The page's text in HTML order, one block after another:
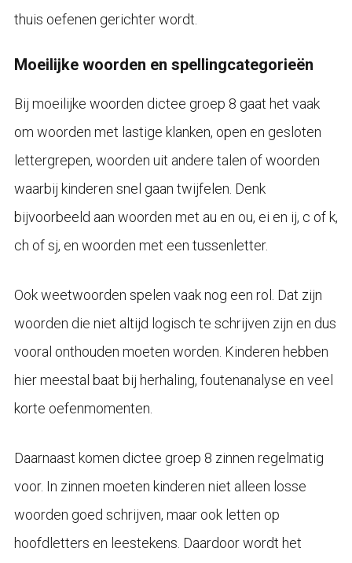
thuis oefenen gerichter wordt.
Moeilijke woorden en spellingcategorieën
Bij moeilijke woorden dictee groep 8 gaat het vaak
om woorden met lastige klanken, open en gesloten
lettergrepen, woorden uit andere talen of woorden
waarbij kinderen snel gaan twijfelen. Denk
bijvoorbeeld aan woorden met au en ou, ei en ij, c of k,
ch of sj, en woorden met een tussenletter.
Ook weetwoorden spelen vaak nog een rol. Dat zijn
woorden die niet altijd logisch te schrijven zijn en dus
vooral onthouden moeten worden. Kinderen hebben
hier meestal baat bij herhaling, foutenanalyse en veel
korte oefenmomenten.
Daarnaast komen dictee groep 8 zinnen regelmatig
voor. In zinnen moeten kinderen niet alleen losse
woorden goed schrijven, maar ook letten op
hoofdletters en leestekens. Daardoor wordt het